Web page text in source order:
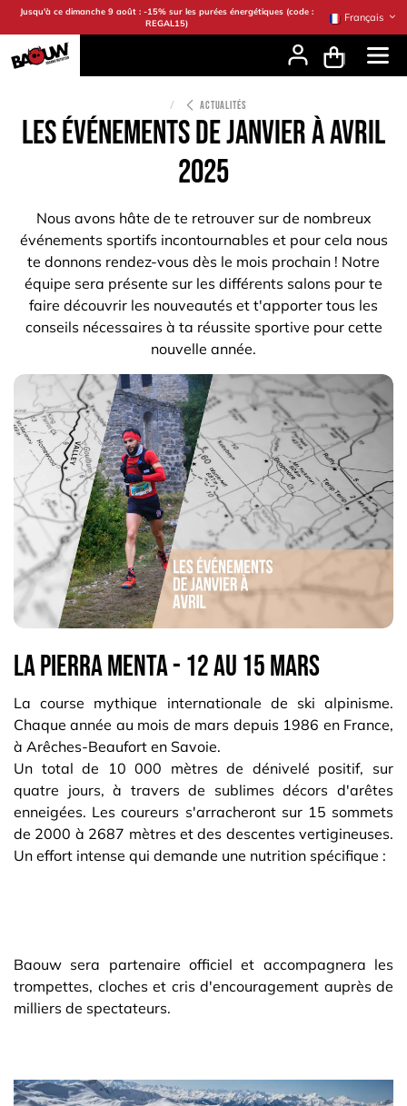
Se rendre au contenu
Jusqu'à ce dimanche 9 août : -15% sur les purées énergétiques (code :
REGAL15)
Français
ACTUALITÉS
LES ÉVÉNEMENTS DE JANVIER À AVRIL
2025
Nous avons hâte de te retrouver sur de nombreux
événements sportifs incontournables et pour cela nous
te donnons rendez-vous dès le mois prochain ! Notre
équipe sera présente sur les différents salons pour te
faire découvrir les nouveautés et t'apporter tous les
conseils nécessaires à ta réussite sportive pour cette
nouvelle année.
La pierra menta - 12 au 15 mars
La course mythique internationale de ski alpinisme.
Chaque année au mois de mars depuis 1986 en France,
à Arêches-Beaufort en Savoie.
Un total de 10 000 mètres de dénivelé positif, sur
quatre jours, à travers de sublimes décors d'arêtes
enneigées. Les coureurs s'arracheront sur 15 sommets
de 2000 à 2687 mètres et des descentes vertigineuses.
Un effort intense qui demande une nutrition spécifique :
Baouw sera partenaire officiel et accompagnera les
trompettes, cloches et cris d'encouragement auprès de
milliers de spectateurs.